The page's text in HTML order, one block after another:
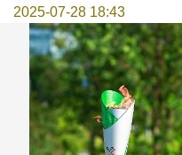
2025-07-28 18:43